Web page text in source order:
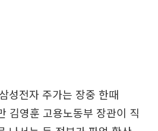
성전자 주가는 장중 한때
김영훈 고용노동부 장관이 직